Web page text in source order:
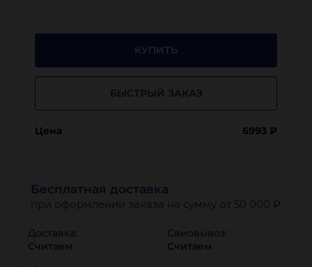
КУПИТЬ
БЫСТРЫЙ ЗАКАЗ
Цена 6993 ₽
Бесплатная доставка
при оформлении заказа на сумму от 50 000 ₽
Доставка:
Считаем
Самовывоз:
Считаем